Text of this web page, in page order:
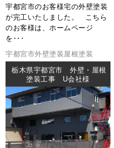
宇都宮市のお客様宅の外壁塗装
が完工いたしました。 こちら
のお客様は、ホームページ
を･･･
宇都宮市外壁塗装屋根塗装
栃木県宇都宮市 外壁・屋根
塗装工事 U会社様